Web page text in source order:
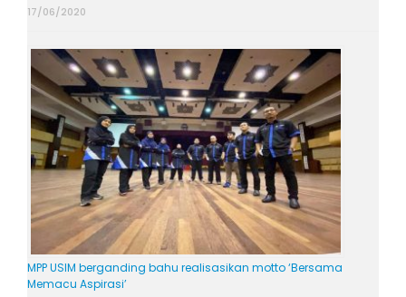
17/06/2020
MPP USIM berganding bahu realisasikan motto ‘Bersama
Memacu Aspirasi’